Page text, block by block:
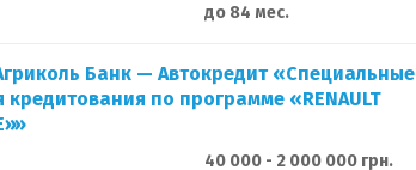
до 84 мес.
Банк — Автокредит «Специальные
кредитования по программе «RENAULT
40 000 - 2 000 000 грн.